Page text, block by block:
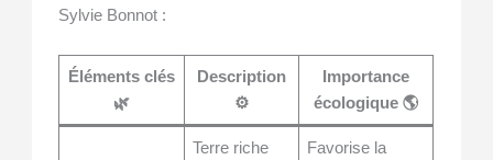
Sylvie Bonnot :
Éléments clés
🌿
Description
⚙️
Importance
écologique 🌎
Terre riche
Favorise la